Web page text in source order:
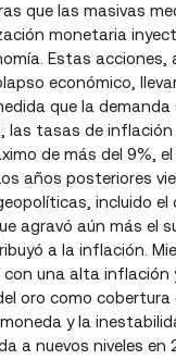
que las masivas
monetaria
Estas acciones,
económico,
que la demanda
tasas de inflación
de más del 9%,
años posteriores
incluido
agravó aún más el
a la inflación.
una alta inflación
oro como cobertura
y la
a nuevos niveles en